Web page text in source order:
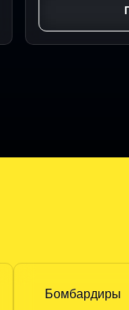
Бомбардиры